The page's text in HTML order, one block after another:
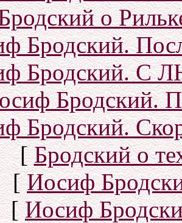
о
Бродский.
Бродский. С
Бродский.
Бродский.
[Бродский о
[Иосиф
[Иосиф